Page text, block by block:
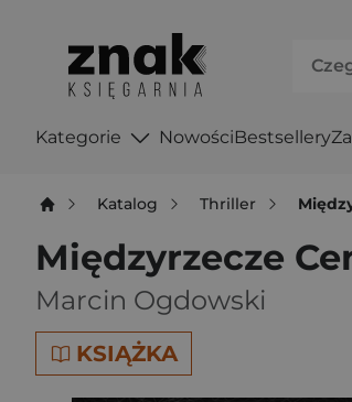
Kategorie NowościBestsellery
Katalog Thriller
Międzyrzecze
Marcin Ogdowski
KSIĄŻKA